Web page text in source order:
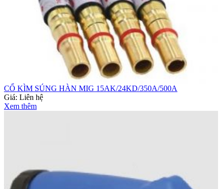
CỔ KÌM SÚNG HÀN MIG 15AK/24KD/350A/500A
Giá: Liên hệ
Xem thêm